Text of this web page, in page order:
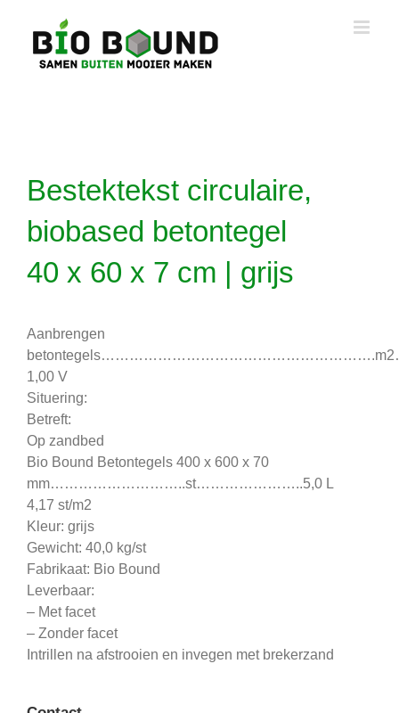
inhoud
Bestektekst circulaire,
biobased betontegel
40 x 60 x 7 cm | grijs
Aanbrengen
1,00 V
Situering:
Betreft:
Op zandbed
Bio Bound Betontegels 400 x 600 x 70
mm………………………..st…………………..5,0 L
4,17 st/m2
Kleur: grijs
Gewicht: 40,0 kg/st
Fabrikaat: Bio Bound
Leverbaar:
– Met facet
– Zonder facet
Intrillen na afstrooien en invegen met brekerzand